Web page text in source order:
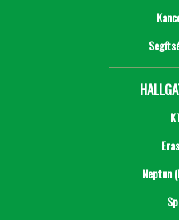
Neptun